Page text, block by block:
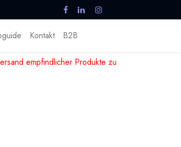
Kontakt B2B
empfindlicher Produkte zu